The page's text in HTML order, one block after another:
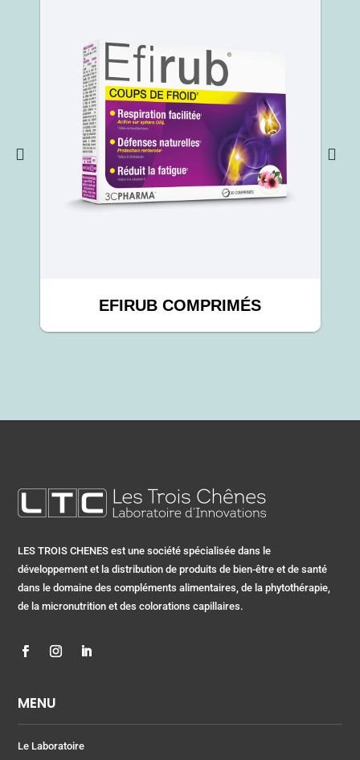
EFIRUB COMPRIMÉS
LES TROIS CHENES est une société spécialisée dans le
développement et la distribution de produits de bien-être et de santé
dans le domaine des compléments alimentaires, de la phytothérapie,
de la micronutrition et des colorations capillaires.
MENU
Le Laboratoire